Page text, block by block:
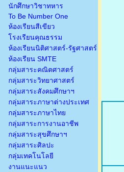
นักศึกษาวิชาทหาร
To Be Number One
ห้องเรียนสีเขียว
โรงเรียนคุณธรรม
ห้องเรียนนิติศาสตร์-รัฐศาสตร์
ห้องเรียน SMTE
กลุ่มสาระคณิตศาสตร์
กลุ่มสาระวิทยาศาสตร์
กลุ่มสาระสังคมศึกษาฯ
กลุ่มสาระภาษาต่างประเทศ
กลุ่มสาระภาษาไทย
กลุ่มสาระการงานอาชีพ
กลุ่มสาระสุขศึกษาฯ
กลุ่มสาระศิลปะ
กลุ่มเทคโนโลยี
งานแนะแนว